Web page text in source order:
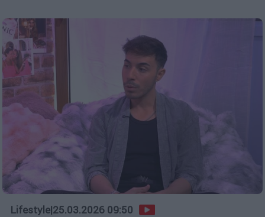
Lifestyle|25.03.2026 09:50